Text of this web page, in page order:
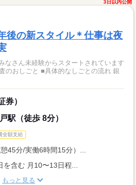
3日以内公開
後の新スタイル＊仕事は夜
なさん未経験からスタートされています
なしごとの流れ 銀
券）
駅（徒歩 8分）
全額支給
45分/実働6時間15分）...
を含む 月10〜13日程...
もっと見る